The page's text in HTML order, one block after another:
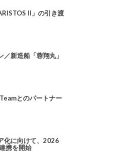
II」の引き渡
新造船「蓉翔丸」
とのパートナー
化に向けて、2026
携を開始